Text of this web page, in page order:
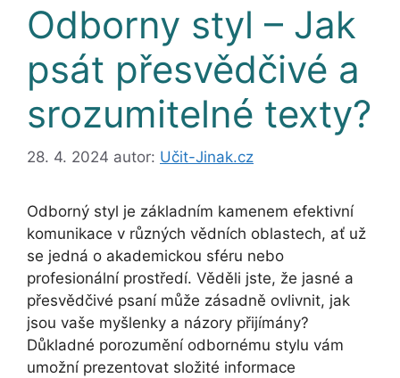
Odborny styl – Jak
psát přesvědčivé a
srozumitelné texty?
28. 4. 2024 autor: Učit-Jinak.cz
Odborný styl je základním kamenem efektivní
komunikace v různých vědních oblastech, ať už
se jedná o akademickou sféru nebo
profesionální prostředí. Věděli jste, že jasné a
přesvědčivé psaní může zásadně ovlivnit, jak
jsou vaše myšlenky a názory přijímány?
Důkladné porozumění odbornému stylu vám
umožní prezentovat složité informace